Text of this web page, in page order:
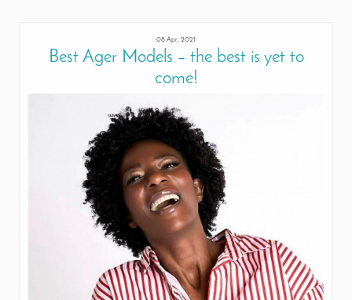
08 Apr, 2021
Best Ager Models – the best is yet to
come!